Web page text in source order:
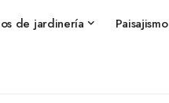
de jardinería Paisajismo